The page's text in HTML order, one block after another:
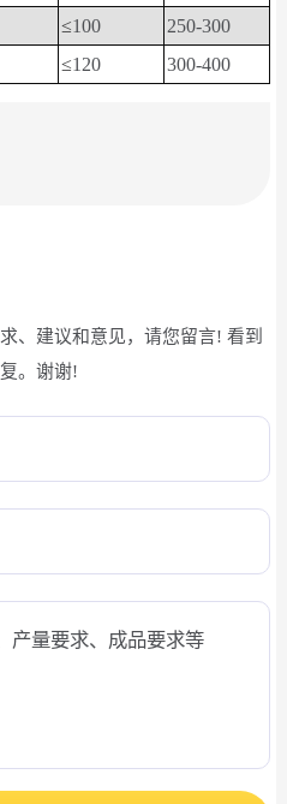
≤100
250-300
≤120 300-400
、建议和意见，请您留言! 看到
。谢谢!